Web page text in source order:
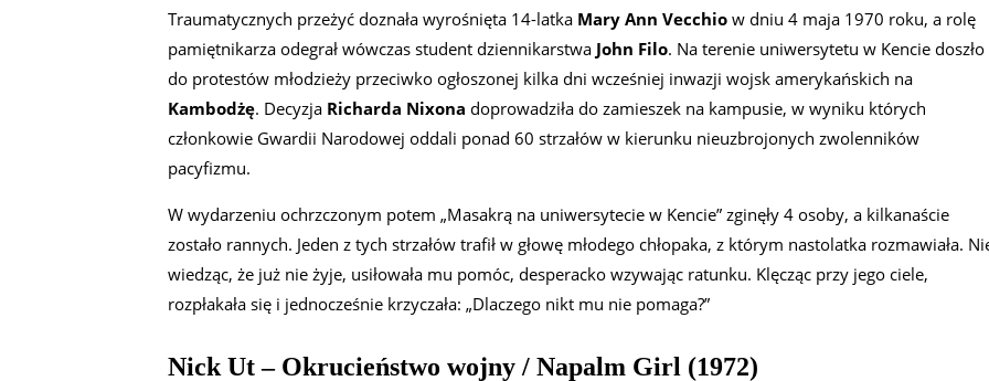
Traumatycznych przeżyć doznała wyrośnięta 14-latka Mary Ann Vecchio w dniu 4 maja 1970 roku, a rolę
pamiętnikarza odegrał wówczas student dziennikarstwa John Filo. Na terenie uniwersytetu w Kencie doszło
do protestów młodzieży przeciwko ogłoszonej kilka dni wcześniej inwazji wojsk amerykańskich na
Kambodżę. Decyzja Richarda Nixona doprowadziła do zamieszek na kampusie, w wyniku których
członkowie Gwardii Narodowej oddali ponad 60 strzałów w kierunku nieuzbrojonych zwolenników
pacyfizmu.
W wydarzeniu ochrzczonym potem „Masakrą na uniwersytecie w Kencie” zginęły 4 osoby, a kilkanaście
zostało rannych. Jeden z tych strzałów trafił w głowę młodego chłopaka, z którym nastolatka rozmawiała.
wiedząc, że już nie żyje, usiłowała mu pomóc, desperacko wzywając ratunku. Klęcząc przy jego ciele,
rozpłakała się i jednocześnie krzyczała: „Dlaczego nikt mu nie pomaga?”
Nick Ut – Okrucieństwo wojny / Napalm Girl (1972)